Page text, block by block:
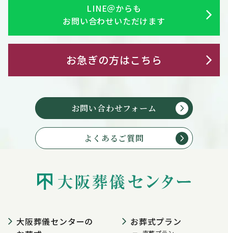
LINE＠からも
お問い合わせいただけます
お急ぎの方はこちら
お問い合わせフォーム
よくあるご質問
大阪葬儀センターの
お葬式プラン